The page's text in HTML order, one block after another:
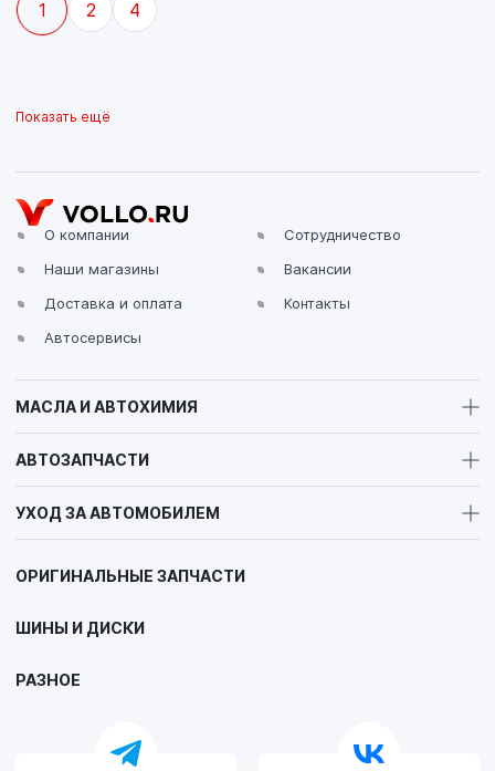
1 2 4
Показать ещё
О компании
Наши магазины
Доставка и оплата
Автосервисы
Сотрудничество
Вакансии
Контакты
МАСЛА И АВТОХИМИЯ
АВТОЗАПЧАСТИ
УХОД ЗА АВТОМОБИЛЕМ
ОРИГИНАЛЬНЫЕ ЗАПЧАСТИ
ШИНЫ И ДИСКИ
РАЗНОЕ